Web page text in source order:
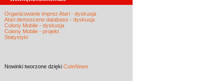
Organizowanie imprez Atari - dyskusja
Atari demoscene database - dyskusja
Colony Mobile - dyskusja
Colony Mobile - projekt
Statystyki
Nowinki tworzone dzięki CuteNews